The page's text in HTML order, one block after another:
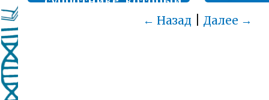
прошел 15 октября
18.10.2022 11:15
← Назад| Далее →